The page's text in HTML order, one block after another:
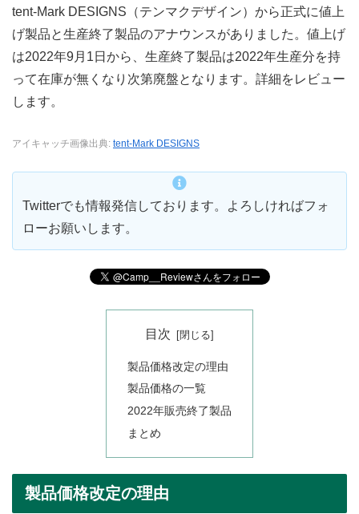
tent-Mark DESIGNS（テンマクデザイン）から正式に値上
げ製品と生産終了製品のアナウンスがありました。値上げ
は2022年9月1日から、生産終了製品は2022年生産分を持
って在庫が無くなり次第廃盤となります。詳細をレビュー
します。
アイキャッチ画像出典: tent-Mark DESIGNS
Twitterでも情報発信しております。よろしければフォ
ローお願いします。
目次
製品価格改定の理由
製品価格の一覧
2022年販売終了製品
まとめ
製品価格改定の理由